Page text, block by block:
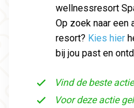
wellnessresort
Op zoek naar een
resort? Kies hier
bij jou past en
Vind de beste
Voor deze actie